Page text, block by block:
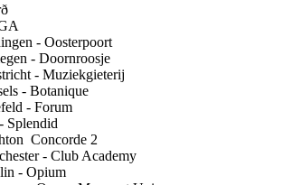
- Oosterpoort
- Doornroosje
- Muziekgieterij
- Botanique
- Forum
Splendid
Concorde 2
- Club Academy
- Opium